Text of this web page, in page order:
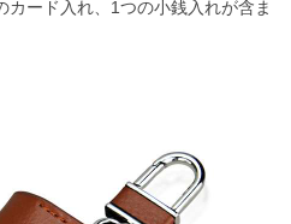
ード入れ、1つの小銭入れが含ま